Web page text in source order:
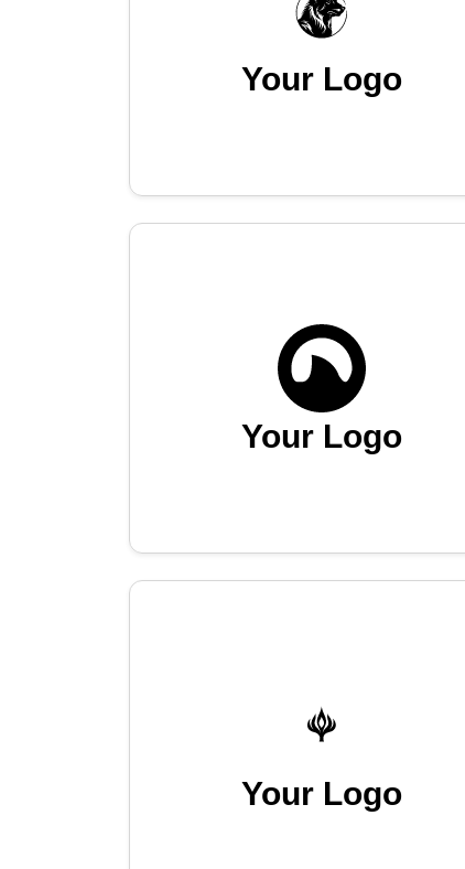
Your Logo
Your Logo
Your Logo